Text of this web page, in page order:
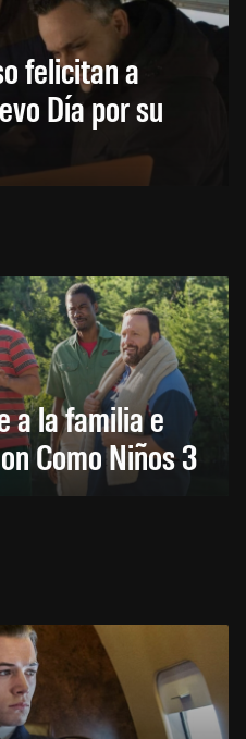
felicitan a
Día por su
a la familia e
Como Niños 3